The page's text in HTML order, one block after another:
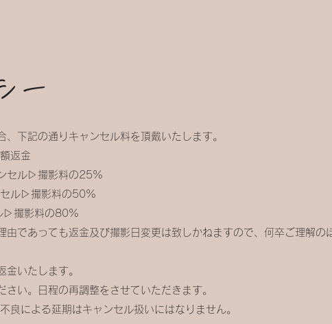
ー
下記の通りキャンセル料を頂戴いたします。
返金
セル▷撮影料の25%
セル▷撮影料の50%
▷撮影料の80%
由であっても返金及び撮影日変更は致しかねますので、何卒ご理解の
金いたします。
い。日程の再調整をさせていただきます。
良による延期はキャンセル扱いにはなりません。